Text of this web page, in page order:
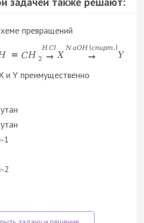
превращений
= CH 2
H Cl
→ X
N aOH (спирт .)
→ Y
и Y преимущественно